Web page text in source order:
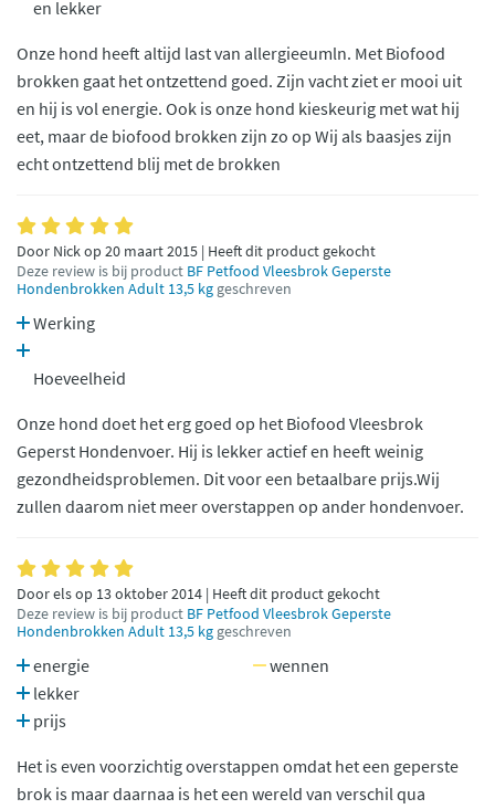
en lekker
Onze hond heeft altijd last van allergieeumln. Met Biofood
brokken gaat het ontzettend goed. Zijn vacht ziet er mooi uit
en hij is vol energie. Ook is onze hond kieskeurig met wat hij
eet, maar de biofood brokken zijn zo op Wij als baasjes zijn
echt ontzettend blij met de brokken
Door Nick op 20 maart 2015 | Heeft dit product gekocht
Deze review is bij product BF Petfood Vleesbrok Geperste
Hondenbrokken Adult 13,5 kg geschreven
Werking
Hoeveelheid
Onze hond doet het erg goed op het Biofood Vleesbrok
Geperst Hondenvoer. Hij is lekker actief en heeft weinig
gezondheidsproblemen. Dit voor een betaalbare prijs.Wij
zullen daarom niet meer overstappen op ander hondenvoer.
Door els op 13 oktober 2014 | Heeft dit product gekocht
Deze review is bij product BF Petfood Vleesbrok Geperste
Hondenbrokken Adult 13,5 kg geschreven
energie
lekker
prijs
wennen
Het is even voorzichtig overstappen omdat het een geperste
brok is maar daarnaa is het een wereld van verschil qua